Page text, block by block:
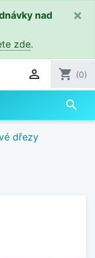
nad
zde.
×
 shopping_cart (0)
search
dřezy